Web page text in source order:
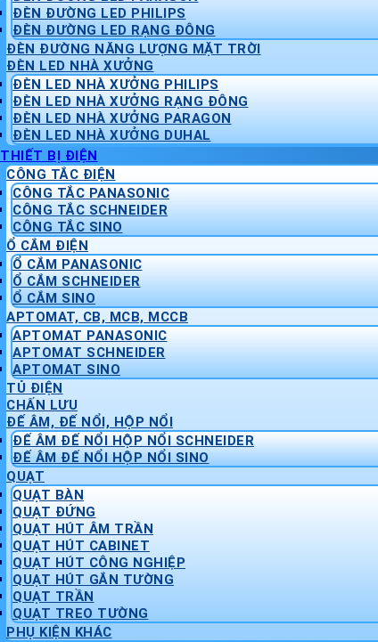
ĐÈN ĐƯỜNG LED PHILIPS
ĐÈN ĐƯỜNG LED RẠNG ĐÔNG
ĐÈN ĐƯỜNG NĂNG LƯỢNG MẶT TRỜI
ĐÈN LED NHÀ XƯỞNG
ĐÈN LED NHÀ XƯỞNG PHILIPS
ĐÈN LED NHÀ XƯỞNG RẠNG ĐÔNG
ĐÈN LED NHÀ XƯỞNG PARAGON
ĐÈN LED NHÀ XƯỞNG DUHAL
THIẾT BỊ ĐIỆN
CÔNG TẮC ĐIỆN
CÔNG TẮC PANASONIC
CÔNG TẮC SCHNEIDER
CÔNG TẮC SINO
Ổ CẮM ĐIỆN
Ổ CẮM PANASONIC
Ổ CẮM SCHNEIDER
Ổ CẮM SINO
APTOMAT, CB, MCB, MCCB
APTOMAT PANASONIC
APTOMAT SCHNEIDER
APTOMAT SINO
TỦ ĐIỆN
CHẤN LƯU
ĐẾ ÂM, ĐẾ NỔI, HỘP NỔI
ĐẾ ÂM ĐẾ NỔI HỘP NỔI SCHNEIDER
ĐẾ ÂM ĐẾ NỔI HỘP NỔI SINO
QUẠT
QUẠT BÀN
QUẠT ĐỨNG
QUẠT HÚT ÂM TRẦN
QUẠT HÚT CABINET
QUẠT HÚT CÔNG NGHIỆP
QUẠT HÚT GẮN TƯỜNG
QUẠT TRẦN
QUẠT TREO TƯỜNG
PHỤ KIỆN KHÁC